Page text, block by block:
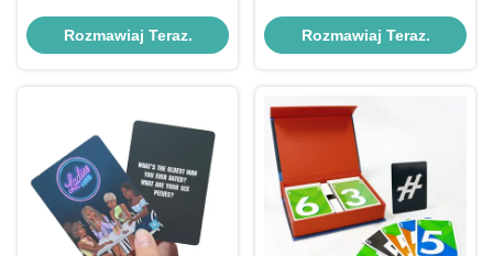
Rozmawiaj Teraz.
miłośników, zaprojektowana dla
strategicznego myślenia kobiet.
Rozmawiaj Teraz.